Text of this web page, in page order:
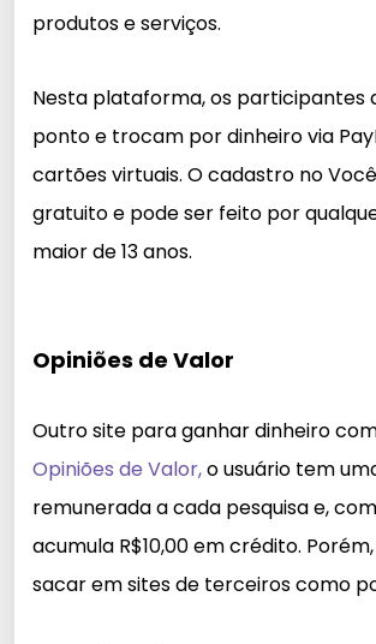
produtos e serviços.
Nesta plataforma, os participantes
ponto e trocam por dinheiro via
cartões virtuais. O cadastro no
gratuito e pode ser feito por
maior de 13 anos.
Opiniões de Valor
Outro site para ganhar dinheiro
Opiniões de Valor,o usuário tem
remunerada a cada pesquisa e,
acumula R$10,00 em crédito.
sacar em sites de terceiros como